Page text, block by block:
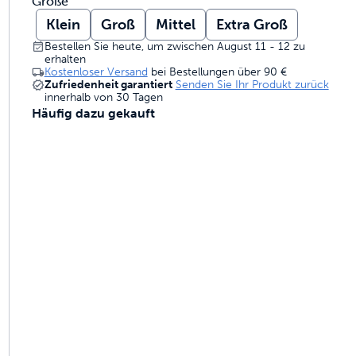
sind, um zu halten
Klein Groß Mittel Extra Groß
Bestellen Sie heute, um zwischen August 11 - 12 zu
erhalten
Kostenloser Versand bei Bestellungen über 90 €
Zufriedenheit garantiert Senden Sie Ihr Produkt zurück
innerhalb von 30 Tagen
Häufig dazu gekauft